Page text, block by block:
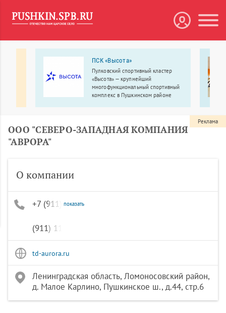
ПСК «Высота»
Пулковский спортивный кластер
«Высота» — крупнейший
многофункциональный спортивный
комплекс в Пушкинском районе
ООО "СЕВЕРО-ЗАПАДНАЯ КОМПАНИЯ
"АВРОРА"
О компании
+7 (911) 110-34-92, +7 (812) 309-33-55, +7
(911) 110-34-92
показать
td-aurora.ru
Ленинградская область, Ломоносовский район,
д. Малое Карлино, Пушкинское ш., д.44, стр.6
Реклама